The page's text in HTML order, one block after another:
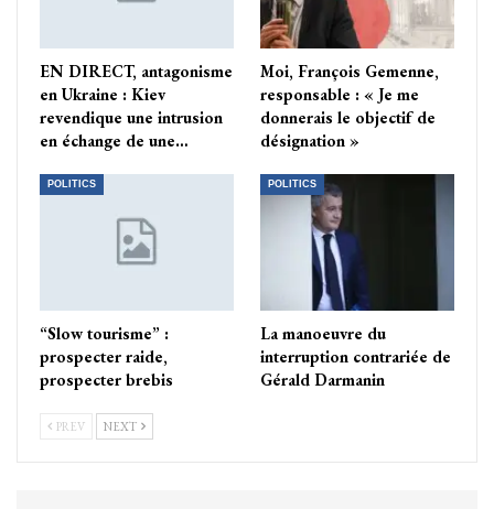
EN DIRECT, antagonisme
en Ukraine : Kiev
revendique une intrusion
en échange de une…
Moi, François Gemenne,
responsable : « Je me
donnerais le objectif de
désignation »
POLITICS
“Slow tourisme” :
prospecter raide,
prospecter brebis
POLITICS
La manoeuvre du
interruption contrariée de
Gérald Darmanin
PREV NEXT